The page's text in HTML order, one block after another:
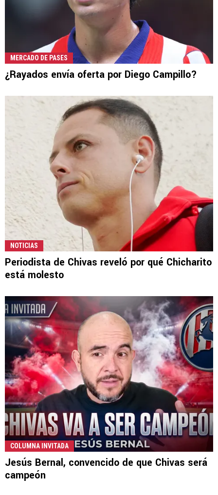
MERCADO DE PASES
¿Rayados envía oferta por Diego Campillo?
NOTICIAS
Periodista de Chivas reveló por qué Chicharito
está molesto
COLUMNA INVITADA
Jesús Bernal, convencido de que Chivas será
campeón